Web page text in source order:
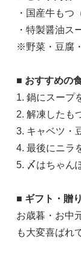
・国産牛もつ
・特製醤油ス
※野菜・豆腐
■ おすすめの
1. 鍋にスープ
2. 解凍したも
3. キャベツ・
4. 最後にニラ
5. 〆はちゃん
■ ギフト・贈
お歳暮・お中
も大変喜ばれ